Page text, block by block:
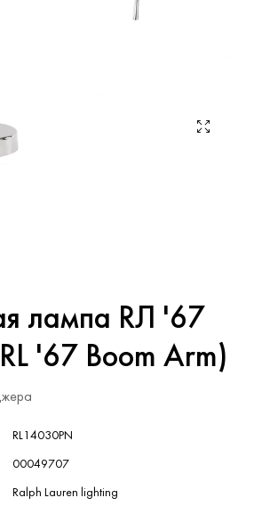
лампа RЛ '67
'67 Boom Arm)
RL14030PN
00049707
Ralph Lauren lighting